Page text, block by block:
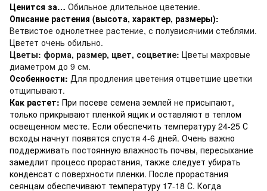
Ценится за… Обильное длительное цветение.
Описание растения (высота, характер, размеры):
Ветвистое однолетнее растение, с полувисячими стеблями.
Цветет очень обильно.
Цветы: форма, размер, цвет, соцветие: Цветы махровые
диаметром до 9 см.
Особенности: Для продления цветения отцветшие цветки
отщипывают.
Как растет: При посеве семена землей не присыпают,
только прикрывают пленкой ящик и оставляют в теплом
освещенном месте. Если обеспечить температуру 24-25 С
всходы начнут появятся спустя 4-6 дней. Очень важно
поддерживать постоянную влажность почвы, пересыхание
замедлит процесс прорастания, также следует убирать
конденсат с поверхности пленки. После прорастания
сеянцам обеспечивают температуру 17-18 С. Когда